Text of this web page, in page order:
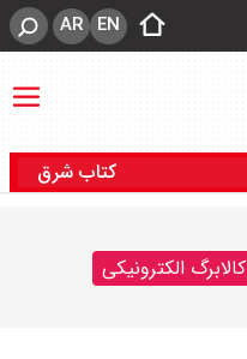
EN
AR
کتاب شرق
کالابرگ الکترونیکی